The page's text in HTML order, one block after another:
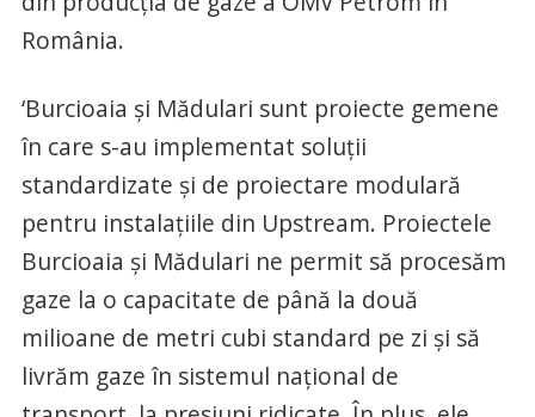
România.
‘Burcioaia şi Mădulari sunt proiecte gemene
în care s-au implementat soluţii
standardizate şi de proiectare modulară
pentru instalaţiile din Upstream. Proiectele
Burcioaia şi Mădulari ne permit să procesăm
gaze la o capacitate de până la două
milioane de metri cubi standard pe zi şi să
livrăm gaze în sistemul naţional de